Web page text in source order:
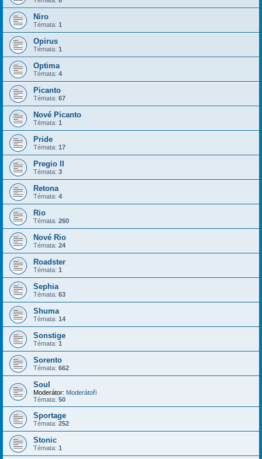
Niro
Témata: 1
Opirus
Témata: 1
Optima
Témata: 4
Picanto
Témata: 67
Nové Picanto
Témata: 1
Pride
Témata: 17
Pregio II
Témata: 3
Retona
Témata: 4
Rio
Témata: 260
Nové Rio
Témata: 24
Roadster
Témata: 1
Sephia
Témata: 63
Shuma
Témata: 14
Sonstige
Témata: 1
Sorento
Témata: 662
Soul
Moderátor: Moderátoři
Témata: 50
Sportage
Témata: 252
Stonic
Témata: 1